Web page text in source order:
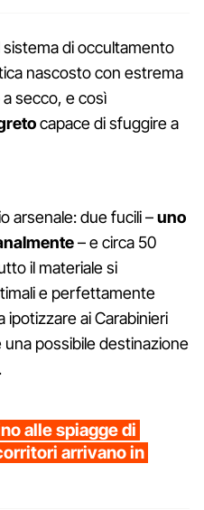
sistema di occultamento
nascosto con estrema
secco, e così
capace di sfuggire a
arsenale: due fucili –uno
– e circa 50
il materiale si
e perfettamente
ai Carabinieri
possibile destinazione
alle spiagge di
arrivano in